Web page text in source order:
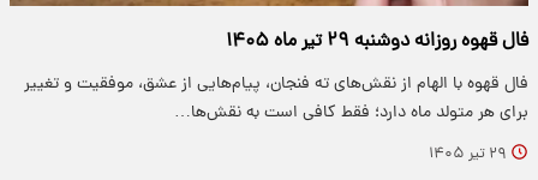
فال قهوه روزانه دوشنبه ۲۹ تیر ماه ۱۴۰۵
فال قهوه با الهام از نقش‌های ته فنجان، پیام‌هایی از عشق، موفقیت و تغییر
برای هر متولد ماه دارد؛ فقط کافی است به نقش‌ها…
۲۹ تیر ۱۴۰۵